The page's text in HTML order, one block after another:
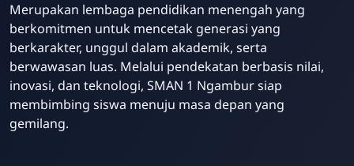
Merupakan lembaga pendidikan menengah yang
berkomitmen untuk mencetak generasi yang
berkarakter, unggul dalam akademik, serta
berwawasan luas. Melalui pendekatan berbasis nilai,
inovasi, dan teknologi, SMAN 1 Ngambur siap
membimbing siswa menuju masa depan yang
gemilang.